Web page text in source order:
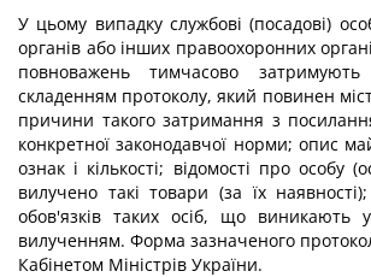
У цьому випадку службові (посадові)
органів або інших правоохоронних
повноважень тимчасово
складенням протоколу, який повинен
причини такого затримання з
конкретної законодавчої норми; опис
ознак і кількості; відомості про особу
вилучено такі товари (за їх
обов'язків таких осіб, що виникають
вилученням. Форма зазначеного
Кабінетом Міністрів України.